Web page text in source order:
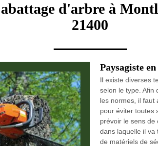
d'arbre à
21400
Paysagiste
Il existe diverses
selon le type. Afin
les normes, il faut
pour éviter toutes
prévoir le sens de
dans laquelle il va
de matériels de